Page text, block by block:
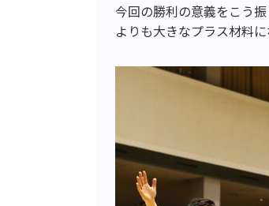
今回の勝利の意義をこう
よりも大きなプラス材料に